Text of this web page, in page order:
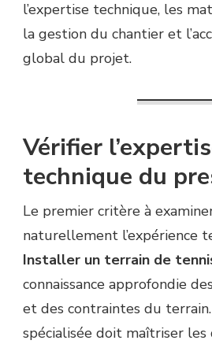
l’expertise technique, les
la gestion du chantier et
global du projet.
Vérifier
technique du
Le premier critère à
naturellement l’expérience
Installer un terrain de
connaissance approfondie
et des contraintes du
spécialisée doit maîtriser